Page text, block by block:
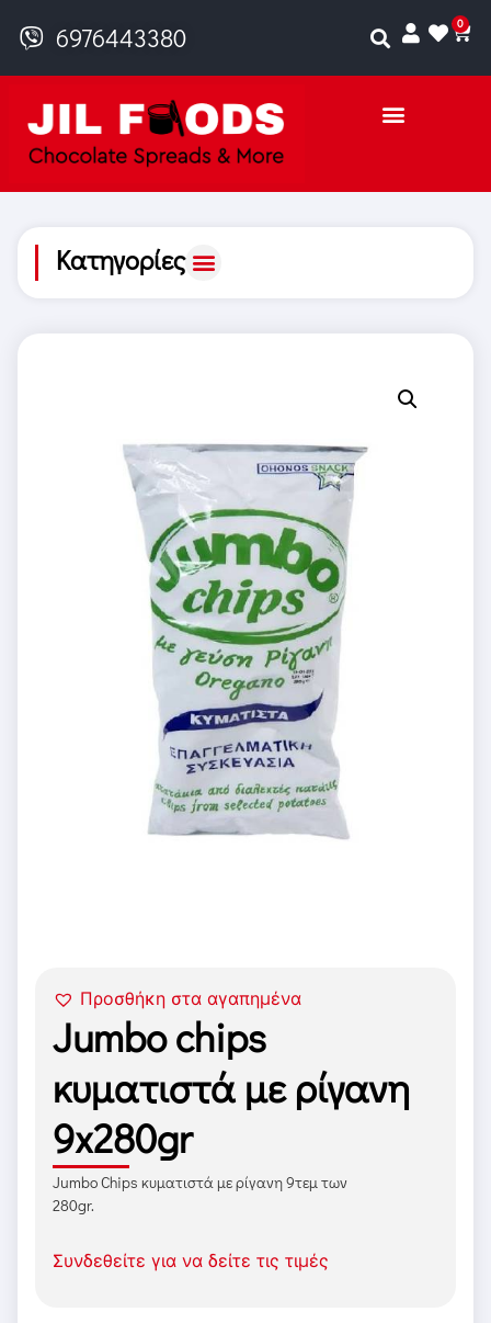
6976443380 0
Κατηγορίες
Προσθήκη στα αγαπημένα
Jumbo chips
κυματιστά με ρίγανη
9x280gr
Jumbo Chips κυματιστά με ρίγανη 9τεμ των
280gr.
Συνδεθείτε για να δείτε τις τιμές